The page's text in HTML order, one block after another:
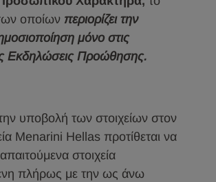
οποίων περιορίζει την
μόνο στις
Εκδηλώσεις Προώθησης.
υποβολή των στοιχείων στον
Menarini Hellas προτίθεται να
στοιχεία
πλήρως με την ως άνω